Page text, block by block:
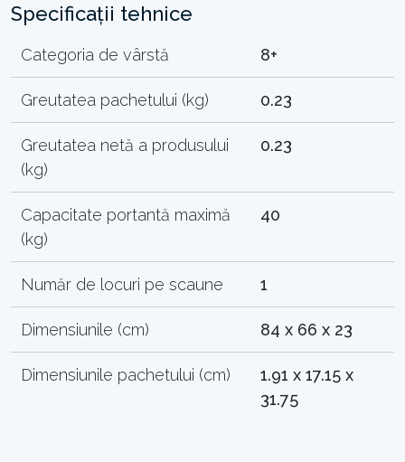
Specificații tehnice
Categoria de vârstă 8+
Greutatea pachetului (kg) 0.23
Greutatea netă a produsului
(kg)
0.23
Capacitate portantă maximă
(kg)
40
Număr de locuri pe scaune 1
Dimensiunile (cm) 84 x 66 x 23
Dimensiunile pachetului (cm)
1.91 x 17.15 x
31.75